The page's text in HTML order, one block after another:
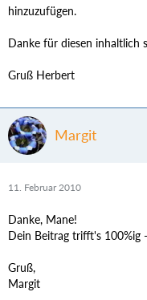
hinzuzufügen.
Danke für diesen inhaltlich
Gruß Herbert
Margit
11. Februar 2010
Danke, Mane!
Dein Beitrag trifft's 100%ig
Gruß,
Margit